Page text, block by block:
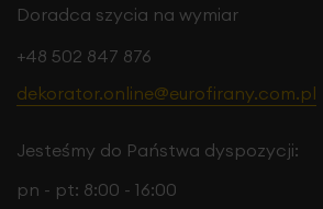
Doradca szycia na wymiar
+48 502 847 876
dekorator.online@eurofirany.com.pl
Jesteśmy do Państwa dyspozycji:
pn - pt: 8:00 - 16:00